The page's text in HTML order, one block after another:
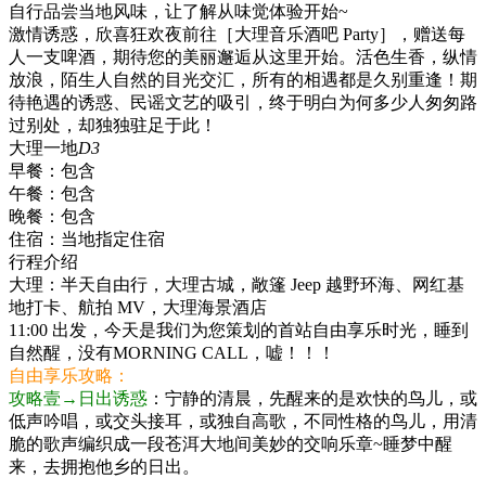
自行品尝当地风味，让了解从味觉体验开始~
激情诱惑，欣喜狂欢夜前往［大理音乐酒吧 Party］，赠送每
人一支啤酒，期待您的美丽邂逅从这里开始。活色生香，纵情
放浪，陌生人自然的目光交汇，所有的相遇都是久别重逢！期
待艳遇的诱惑、民谣文艺的吸引，终于明白为何多少人匆匆路
过别处，却独独驻足于此！
大理一地D3
早餐： 包含
午餐： 包含
晚餐： 包含
住宿： 当地指定住宿
行程介绍
大理：半天自由行，大理古城，敞篷 Jeep 越野环海、网红基
地打卡、航拍 MV，大理海景酒店
11:00 出发，今天是我们为您策划的首站自由享乐时光，睡到
自然醒，没有MORNING CALL，嘘！！！
自由享乐攻略：
攻略壹→日出诱惑 ：宁静的清晨，先醒来的是欢快的鸟儿，或
低声吟唱，或交头接耳，或独自高歌，不同性格的鸟儿，用清
脆的歌声编织成一段苍洱大地间美妙的交响乐章~睡梦中醒
来，去拥抱他乡的日出。